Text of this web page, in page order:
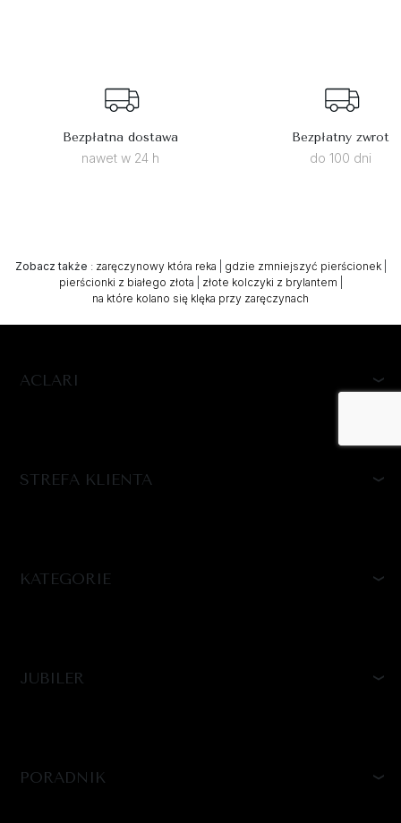
Bezpłatna dostawa
nawet w 24 h
Bezpłatny zwrot
do 100 dni
Zobacz także : zaręczynowy która reka gdzie zmniejszyć pierścionek|
pierścionki z białego złota
złote kolczyki z brylantem
na które kolano się klęka przy zaręczynach
ACLARI
STREFA KLIENTA
KATEGORIE
JUBILER
PORADNIK